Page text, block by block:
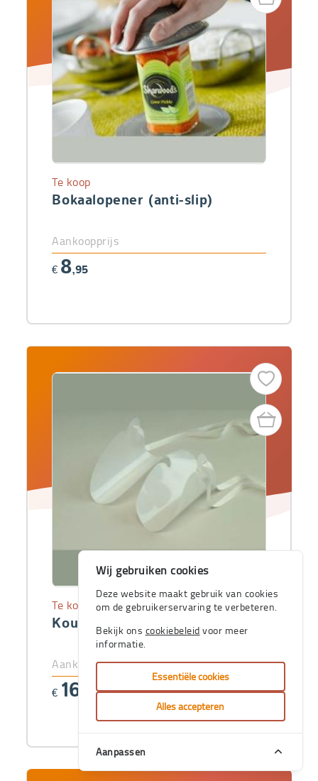
Bokaalopener (anti-slip)
Te koop
Aankoopprijs
€ 8,95
Kousenaantrekker voor panty's
Te koop
Aankoopprijs
€ 16 ,56
Wij gebruiken cookies
Deze website maakt gebruik van cookies
om de gebruikerservaring te verbeteren.
Bekijk ons cookiebeleid voor meer
informatie.
Essentiële cookies
Alles accepteren
Aanpassen